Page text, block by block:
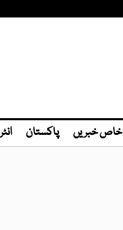
خاص خبریں پاکستان